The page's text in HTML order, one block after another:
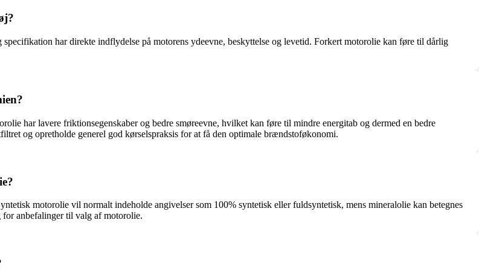
har direkte indflydelse på motorens ydeevne, beskyttelse og levetid. Forkert motorolie kan føre til dårlig
har lavere friktionsegenskaber og bedre smøreevne, hvilket kan føre til mindre energitab og dermed en bedre
og opretholde generel god kørselspraksis for at få den optimale brændstoføkonomi.
motorolie vil normalt indeholde angivelser som 100% syntetisk eller fuldsyntetisk, mens mineralolie kan betegnes
anbefalinger til valg af motorolie.